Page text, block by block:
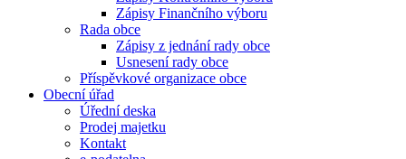
Zápisy Finančního výboru
Rada obce
Zápisy z jednání rady obce
Usnesení rady obce
Příspěvkové organizace obce
Obecní úřad
Úřední deska
Prodej majetku
Kontakt